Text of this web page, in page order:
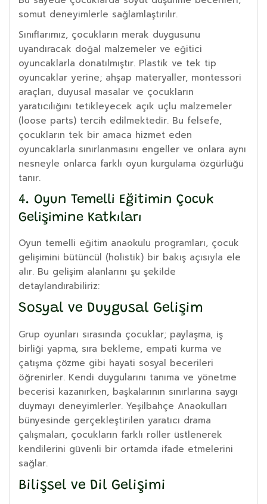
somut deneyimlerle sağlamlaştırılır.
Sınıflarımız, çocukların merak duygusunu
uyandıracak doğal malzemeler ve eğitici
oyuncaklarla donatılmıştır. Plastik ve tek tip
oyuncaklar yerine; ahşap materyaller, montessori
araçları, duyusal masalar ve çocukların
yaratıcılığını tetikleyecek açık uçlu malzemeler
(loose parts) tercih edilmektedir. Bu felsefe,
çocukların tek bir amaca hizmet eden
oyuncaklarla sınırlanmasını engeller ve onlara aynı
nesneyle onlarca farklı oyun kurgulama özgürlüğü
tanır.
4. Oyun Temelli Eğitimin Çocuk
Gelişimine Katkıları
Oyun temelli eğitim anaokulu programları, çocuk
gelişimini bütüncül (holistik) bir bakış açısıyla ele
alır. Bu gelişim alanlarını şu şekilde
detaylandırabiliriz:
Sosyal ve Duygusal Gelişim
Grup oyunları sırasında çocuklar; paylaşma, iş
birliği yapma, sıra bekleme, empati kurma ve
çatışma çözme gibi hayati sosyal becerileri
öğrenirler. Kendi duygularını tanıma ve yönetme
becerisi kazanırken, başkalarının sınırlarına saygı
duymayı deneyimlerler. Yeşilbahçe Anaokulları
bünyesinde gerçekleştirilen yaratıcı drama
çalışmaları, çocukların farklı roller üstlenerek
kendilerini güvenli bir ortamda ifade etmelerini
sağlar.
Bilişsel ve Dil Gelişimi